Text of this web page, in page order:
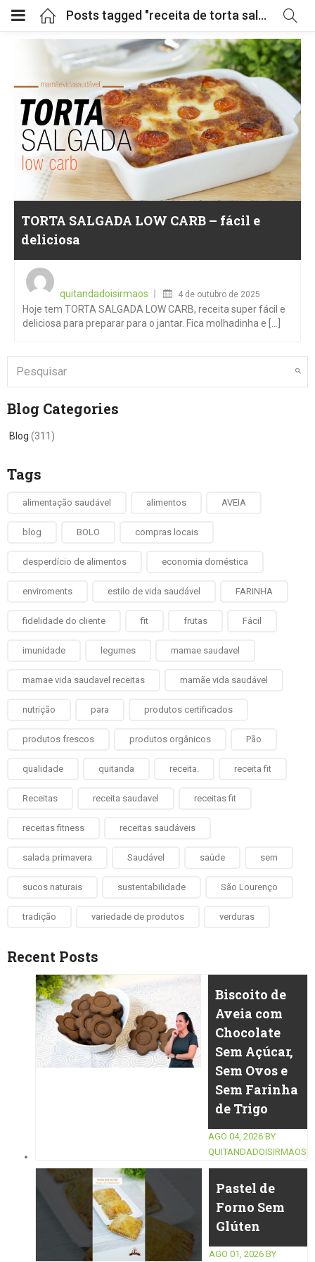
Posts tagged "receita de torta salgada"
TORTA SALGADA LOW CARB – fácil e
deliciosa
quitandadoisirmaos
4 de outubro de 2025
Hoje tem TORTA SALGADA LOW CARB, receita super fácil e
deliciosa para preparar para o jantar. Fica molhadinha e [...]
Blog Categories
Blog (311)
Tags
alimentação saudável alimentos AVEIA
blog BOLO compras locais
desperdício de alimentos economia doméstica
enviroments estilo de vida saudável FARINHA
fidelidade do cliente fit frutas Fácil
imunidade legumes mamae saudavel
mamae vida saudavel receitas mamãe vida saudável
nutrição para produtos certificados
produtos frescos produtos orgânicos Pão
qualidade quitanda receita. receita fit
Receitas receita saudavel receitas fit
receitas fitness receitas saudáveis
salada primavera Saudável saúde sem
sucos naturais sustentabilidade São Lourenço
tradição variedade de produtos verduras
Recent Posts
Biscoito de
Aveia com
Chocolate
Sem Açúcar,
Sem Ovos e
Sem Farinha
de Trigo
AGO 04, 2026 BY
QUITANDADOISIRMAOS
Pastel de
Forno Sem
Glúten
AGO 01, 2026 BY